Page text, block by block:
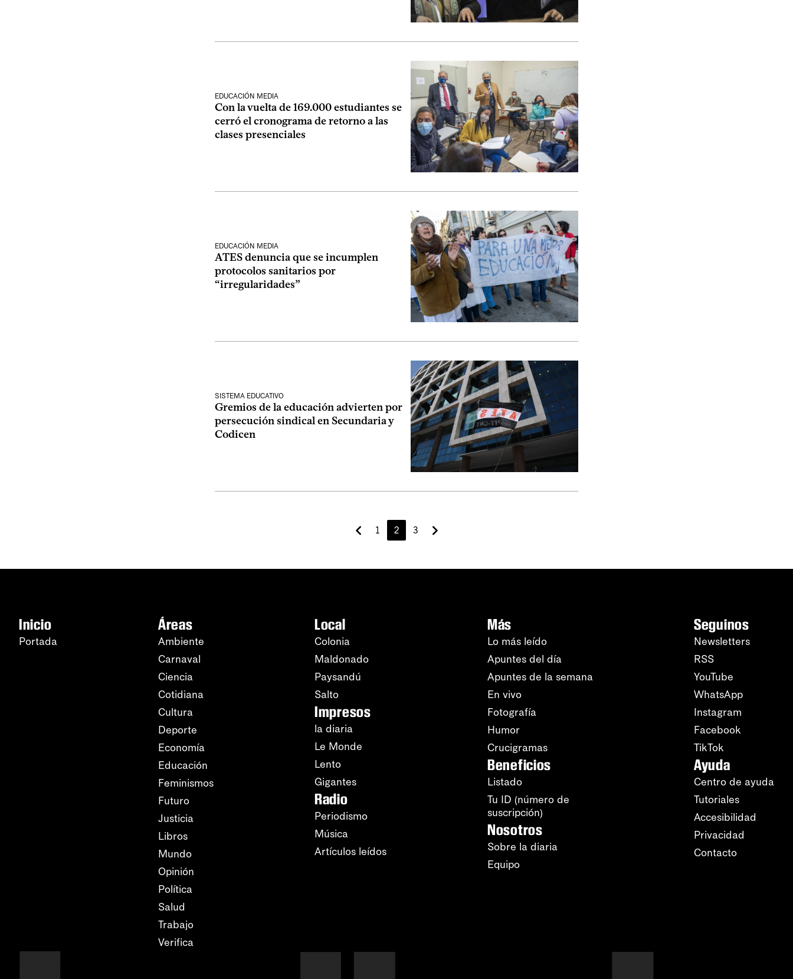
EDUCACIÓN MEDIA
Con la vuelta de 169.000 estudiantes se
cerró el cronograma de retorno a las
clases presenciales
EDUCACIÓN MEDIA
ATES denuncia que se incumplen
protocolos sanitarios por
“irregularidades”
SISTEMA EDUCATIVO
Gremios de la educación advierten por
persecución sindical en Secundaria y
Codicen
1 2 3
Inicio
Portada
Áreas
Ambiente
Carnaval
Ciencia
Cotidiana
Cultura
Deporte
Economía
Educación
Feminismos
Futuro
Justicia
Libros
Mundo
Opinión
Política
Salud
Trabajo
Verifica
Local
Colonia
Maldonado
Paysandú
Salto
Impresos
la diaria
Le Monde
Lento
Gigantes
Radio
Periodismo
Música
Artículos leídos
Más
Lo más leído
Apuntes del día
Apuntes de la semana
En vivo
Fotografía
Humor
Crucigramas
Beneficios
Listado
Tu ID (número de
suscripción)
Nosotros
Sobre la diaria
Equipo
Seguinos
Newsletters
RSS
YouTube
WhatsApp
Instagram
Facebook
TikTok
Ayuda
Centro de ayuda
Tutoriales
Accesibilidad
Privacidad
Contacto